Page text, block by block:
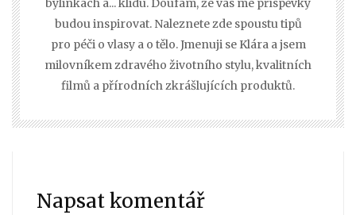
bylinkách a... klidu. Doufám, že vás mé příspěvky
budou inspirovat. Naleznete zde spoustu tipů
pro péči o vlasy a o tělo. Jmenuji se Klára a jsem
milovníkem zdravého životního stylu, kvalitních
filmů a přírodních zkrášlujících produktů.
Napsat komentář